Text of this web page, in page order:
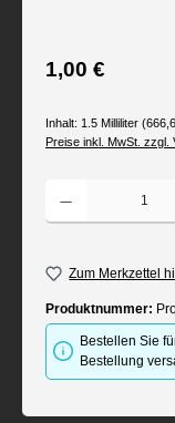
Regulärer Preis:
1,00 €
Inhalt: 1.5 Milliliter
Preise inkl. MwSt. zzgl.
Produkt Anzahl: Gib
Zum Merkzettel
Produktnummer:
Bestellen Sie
Bestellung